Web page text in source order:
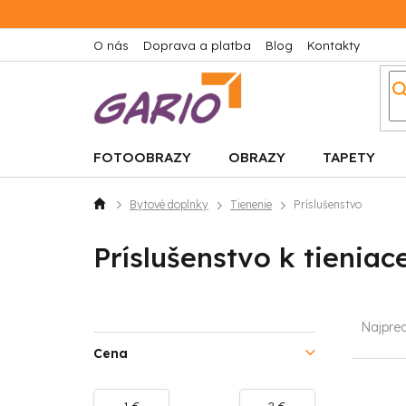
na
O nás Doprava a platba Blog Kontakty
FOTOOBRAZY OBRAZY TAPETY
DomovBytové doplnky Tienenie Príslušenstvo
Príslušenstvo k
o
č
Cena